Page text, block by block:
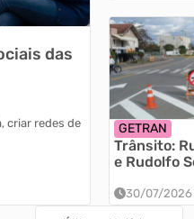
das
criar redes de
GETRAN
Trânsito:
e Rudolfo
agosto
30/07/2026